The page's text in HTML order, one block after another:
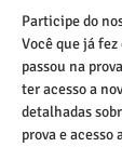
Participe do
Você que já
passou na
ter acesso a
detalhadas
prova e acesso